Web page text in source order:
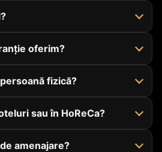
oferim?
fizică?
sau în HoReCa?
amenajare?